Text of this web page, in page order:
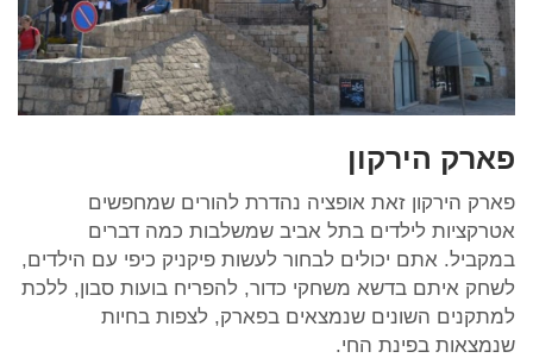
פארק הירקון
פארק הירקון זאת אופציה נהדרת להורים שמחפשים
אטרקציות לילדים בתל אביב שמשלבות כמה דברים
במקביל. אתם יכולים לבחור לעשות פיקניק כיפי עם הילדים,
לשחק איתם בדשא משחקי כדור, להפריח בועות סבון, ללכת
למתקנים השונים שנמצאים בפארק, לצפות בחיות
שנמצאות בפינת החי.